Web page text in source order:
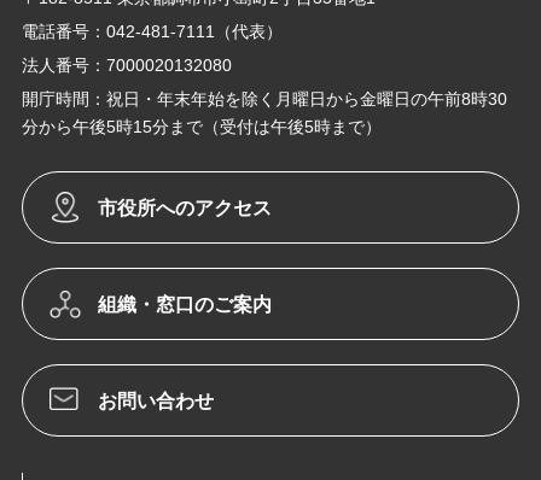
電話番号：042-481-7111（代表）
法人番号：7000020132080
開庁時間：祝日・年末年始を除く月曜日から金曜日の午前8時30
分から午後5時15分まで（受付は午後5時まで）
市役所へのアクセス
組織・窓口のご案内
お問い合わせ